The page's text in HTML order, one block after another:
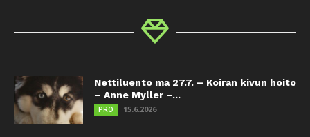
Nettiluento ma 27.7. – Koiran kivun hoito
– Anne Myller –...
PRO 15.6.2026